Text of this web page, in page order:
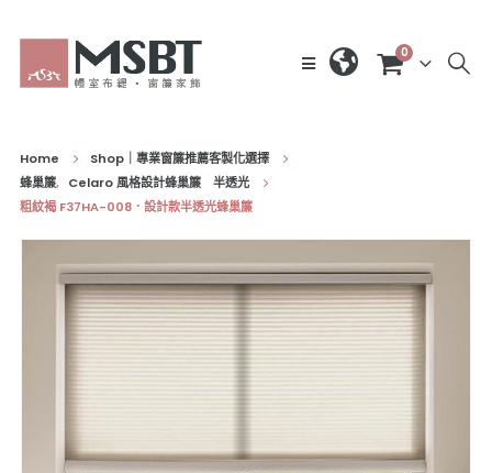
0
Home
Shop｜專業窗簾推薦客製化選擇
蜂巢簾, Celaro 風格設計蜂巢簾 半透光
粗紋褐 F37HA-008．設計款半透光蜂巢簾